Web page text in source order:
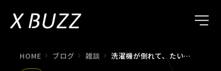
HOME ブログ 雑談 洗濯機が倒れて、たいへんなことになった・・・